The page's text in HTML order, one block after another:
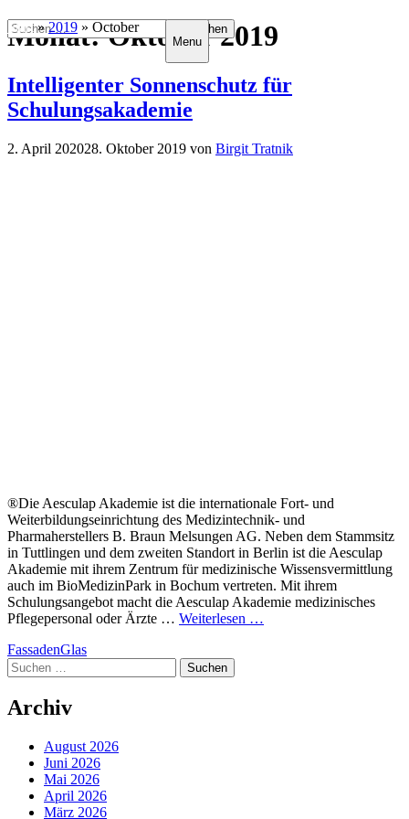
Zum
Inhalt
Suchen
nach:
Menu
Start»2019 » October
Monat:Oktober 2019
Intelligenter Sonnenschutz für
Schulungsakademie
2. April 202028. Oktober 2019 von Birgit Tratnik
®Die Aesculap Akademie ist die internationale Fort- und
Weiterbildungseinrichtung des Medizintechnik- und
Pharmaherstellers B. Braun Melsungen AG. Neben dem Stammsitz
in Tuttlingen und dem zweiten Standort in Berlin ist die Aesculap
Akademie mit ihrem Zentrum für medizinische Wissensvermittlung
auch im BioMedizinPark in Bochum vertreten. Mit ihrem
Schulungsangebot macht die Aesculap Akademie medizinisches
Pflegepersonal oder Ärzte … Weiterlesen …
Kategorien
FassadenGlas
Suchen
nach:
Archiv
August 2026
Juni 2026
Mai 2026
April 2026
März 2026